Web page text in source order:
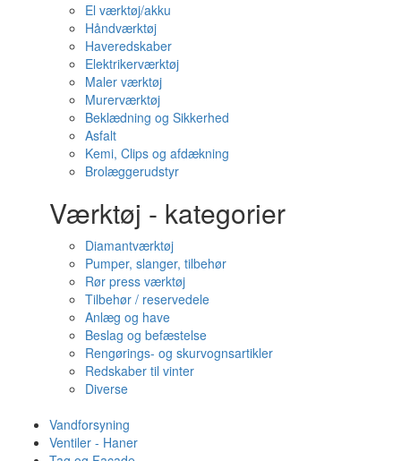
El værktøj/akku
Håndværktøj
Haveredskaber
Elektrikerværktøj
Maler værktøj
Murerværktøj
Beklædning og Sikkerhed
Asfalt
Kemi, Clips og afdækning
Brolæggerudstyr
Værktøj - kategorier
Diamantværktøj
Pumper, slanger, tilbehør
Rør press værktøj
Tilbehør / reservedele
Anlæg og have
Beslag og befæstelse
Rengørings- og skurvognsartikler
Redskaber til vinter
Diverse
Vandforsyning
Ventiler - Haner